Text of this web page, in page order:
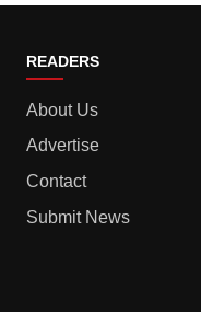
READERS
About Us
Advertise
Contact
Submit News